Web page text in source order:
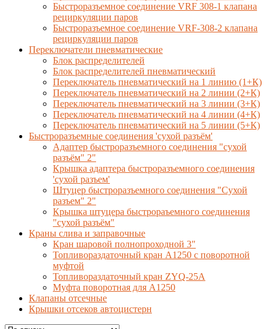
Быстроразъемное соединение VRF 308-1 клапана
рециркуляции паров
Быстроразъемное соединение VRF-308-2 клапана
рециркуляции паров
Переключатели пневматические
Блок распределителей
Блок распределителей пневматический
Переключатель пневматический на 1 линию (1+К)
Переключатель пневматический на 2 линии (2+К)
Переключатель пневматический на 3 линии (3+К)
Переключатель пневматический на 4 линии (4+К)
Переключатель пневматический на 5 линии (5+К)
Быстроразъемные соединения 'сухой разъём'
Адаптер быстроразъемного соединения "сухой
разъём" 2"
Крышка адаптера быстроразъемного соединения
'сухой разъем'
Штуцер быстроразъемного соединения "Сухой
разъем" 2"
Крышка штуцера быстрораъемного соединения
"сухой разъём"
Краны слива и заправочные
Кран шаровой полнопроходной 3"
Топливораздаточный кран A1250 с поворотной
муфтой
Топливораздаточный кран ZYQ-25A
Муфта поворотная для А1250
Клапаны отсечные
Крышки отсеков автоцистерн